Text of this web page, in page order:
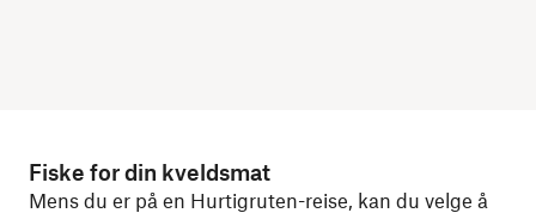
Fiske for din kveldsmat
Mens du er på en Hurtigruten-reise, kan du velge å